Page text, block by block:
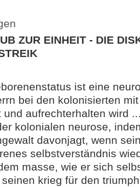
ZUR EINHEIT - DIE
ist eine
bei den kolonisierten
und aufrechterhalten wird
kolonialen neurose,
davonjagt, wenn
selbstverständnis
masse, wie er sich
krieg für den